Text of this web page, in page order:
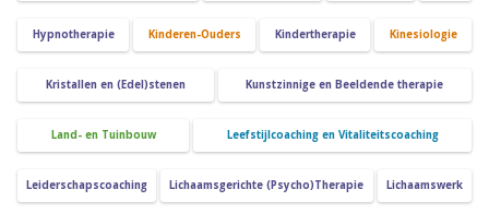
Hypnotherapie Kinderen-Ouders Kindertherapie Kinesiologie
Kristallen en (Edel)stenen Kunstzinnige en Beeldende therapie
Land- en Tuinbouw Leefstijlcoaching en Vitaliteitscoaching
Leiderschapscoaching Lichaamsgerichte (Psycho)Therapie Lichaamswerk